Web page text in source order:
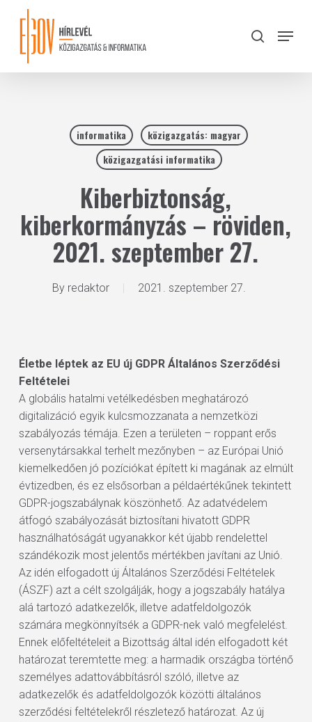
content
search
Menu
informatika
közigazgatás: magyar
közigazgatási informatika
Kiberbiztonság,
kiberkormányzás – röviden,
2021. szeptember 27.
By redaktor 2021. szeptember 27.
Életbe léptek az EU új GDPR Általános Szerződési
Feltételei
A globális hatalmi vetélkedésben meghatározó
digitalizáció egyik kulcsmozzanata a nemzetközi
szabályozás témája. Ezen a területen – roppant erős
versenytársakkal terhelt mezőnyben – az Európai Unió
kiemelkedően jó pozíciókat épített ki magának az elmúlt
évtizedben, és ez elsősorban a példaértékűnek tekintett
GDPR-jogszabálynak köszönhető. Az adatvédelem
átfogó szabályozását biztosítani hivatott GDPR
használhatóságát ugyanakkor két újabb rendelettel
szándékozik most jelentős mértékben javítani az Unió.
Az idén elfogadott új Általános Szerződési Feltételek
(ÁSZF) azt a célt szolgálják, hogy a jogszabály hatálya
alá tartozó adatkezelők, illetve adatfeldolgozók
számára megkönnyítsék a GDPR-nek való megfelelést.
Ennek előfeltételeit a Bizottság által idén elfogadott két
határozat teremtette meg: a harmadik országba történő
személyes adattovábbításról szóló, illetve az
adatkezelők és adatfeldolgozók közötti általános
szerződési feltételekről részletező határozat. Az új
Close